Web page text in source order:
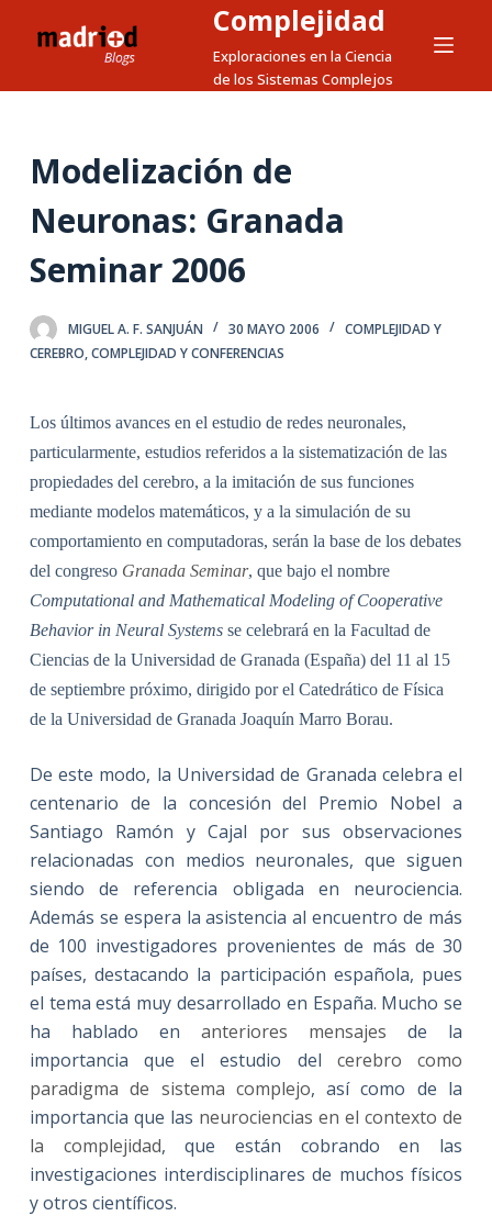
o
d
o
Complejidad
Exploraciones en la Ciencia
de los Sistemas Complejos
Modelización de
Neuronas: Granada
Seminar 2006
MIGUEL A. F. SANJUÁN 30 MAYO 2006
COMPLEJIDAD Y
CEREBRO,COMPLEJIDAD Y CONFERENCIAS
Los últimos avances en el estudio de redes neuronales,
particularmente, estudios referidos a la sistematización de las
propiedades del cerebro, a la imitación de sus funciones
mediante modelos matemáticos, y a la simulación de su
comportamiento en computadoras, serán la base de los debates
del congreso Granada Seminar, que bajo el nombre
Computational and Mathematical Modeling of Cooperative
Behavior in Neural Systemsse celebrará en la Facultad de
Ciencias de la Universidad de Granada (España) del 11 al 15
de septiembre próximo, dirigido por el Catedrático de Física
de la Universidad de Granada Joaquín Marro Borau.
De este modo, la Universidad de Granada celebra el
centenario de la concesión del Premio Nobel a
Santiago Ramón y Cajal por sus observaciones
relacionadas con medios neuronales, que siguen
siendo de referencia obligada en neurociencia.
Además se espera la asistencia al encuentro de más
de 100 investigadores provenientes de más de 30
países, destacando la participación española, pues
el tema está muy desarrollado en España. Mucho se
ha hablado en anteriores mensajes de la
importancia que el estudio del cerebro como
paradigma de sistema complejo, así como de la
importancia que las neurociencias en el contexto de
la complejidad, que están cobrando en las
investigaciones interdisciplinares de muchos físicos
y otros científicos.